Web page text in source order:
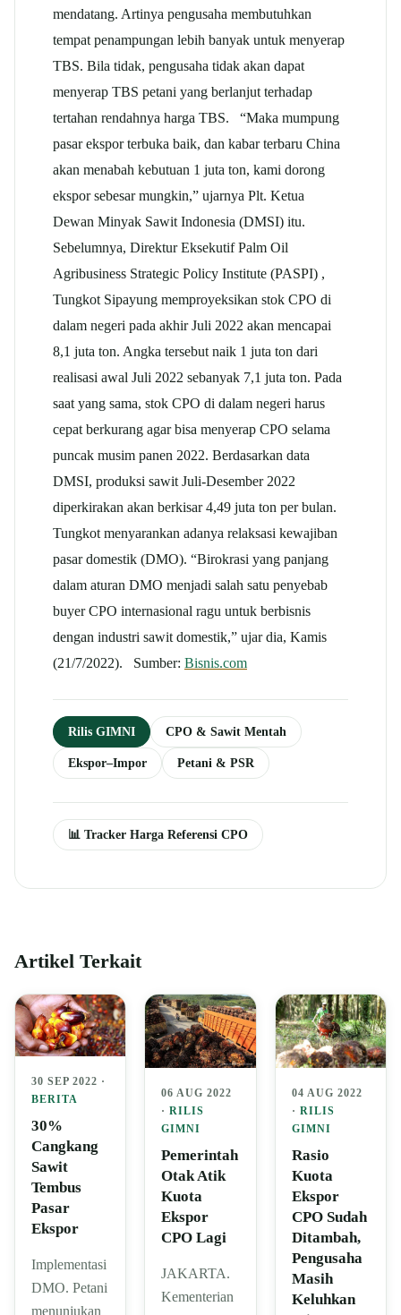
mendatang. Artinya pengusaha membutuhkan
tempat penampungan lebih banyak untuk menyerap
TBS. Bila tidak, pengusaha tidak akan dapat
menyerap TBS petani yang berlanjut terhadap
tertahan rendahnya harga TBS. “Maka mumpung
pasar ekspor terbuka baik, dan kabar terbaru China
akan menabah kebutuan 1 juta ton, kami dorong
ekspor sebesar mungkin,” ujarnya Plt. Ketua
Dewan Minyak Sawit Indonesia (DMSI) itu.
Sebelumnya, Direktur Eksekutif Palm Oil
Agribusiness Strategic Policy Institute (PASPI) ,
Tungkot Sipayung memproyeksikan stok CPO di
dalam negeri pada akhir Juli 2022 akan mencapai
8,1 juta ton. Angka tersebut naik 1 juta ton dari
realisasi awal Juli 2022 sebanyak 7,1 juta ton. Pada
saat yang sama, stok CPO di dalam negeri harus
cepat berkurang agar bisa menyerap CPO selama
puncak musim panen 2022. Berdasarkan data
DMSI, produksi sawit Juli-Desember 2022
diperkirakan akan berkisar 4,49 juta ton per bulan.
Tungkot menyarankan adanya relaksasi kewajiban
pasar domestik (DMO). “Birokrasi yang panjang
dalam aturan DMO menjadi salah satu penyebab
buyer CPO internasional ragu untuk berbisnis
dengan industri sawit domestik,” ujar dia, Kamis
(21/7/2022). Sumber: Bisnis.com
Rilis GIMNI CPO & Sawit Mentah
Ekspor–Impor Petani & PSR
📊 Tracker Harga Referensi CPO
Artikel Terkait
30 SEP 2022 ·
BERITA
30%
Cangkang
Sawit
Tembus
Pasar
Ekspor
Implementasi
DMO. Petani
menunjukan
06 AUG 2022
·RILIS
GIMNI
Pemerintah
Otak Atik
Kuota
Ekspor
CPO Lagi
JAKARTA.
Kementerian
04 AUG 2022
· RILIS
GIMNI
Rasio
Kuota
Ekspor
CPO Sudah
Ditambah,
Pengusaha
Masih
Keluhkan